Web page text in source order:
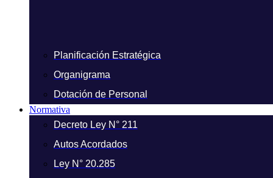
Planificación Estratégica
Organigrama
Dotación de Personal
Normativa
Decreto Ley N° 211
Autos Acordados
Ley N° 20.285